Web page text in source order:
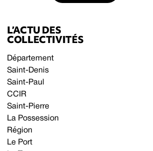
L’ACTU DES
COLLECTIVITÉS
Département
Saint-Denis
Saint-Paul
CCIR
Saint-Pierre
La Possession
Région
Le Port